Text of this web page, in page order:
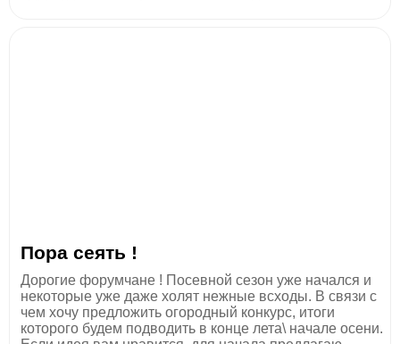
Пора сеять !
Дорогие форумчане ! Посевной сезон уже начался и
некоторые уже даже холят нежные всходы. В связи с
чем хочу предложить огородный конкурс, итоги
которого будем подводить в конце лета\ начале осени.